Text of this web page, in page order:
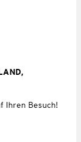
Ihren Besuch!